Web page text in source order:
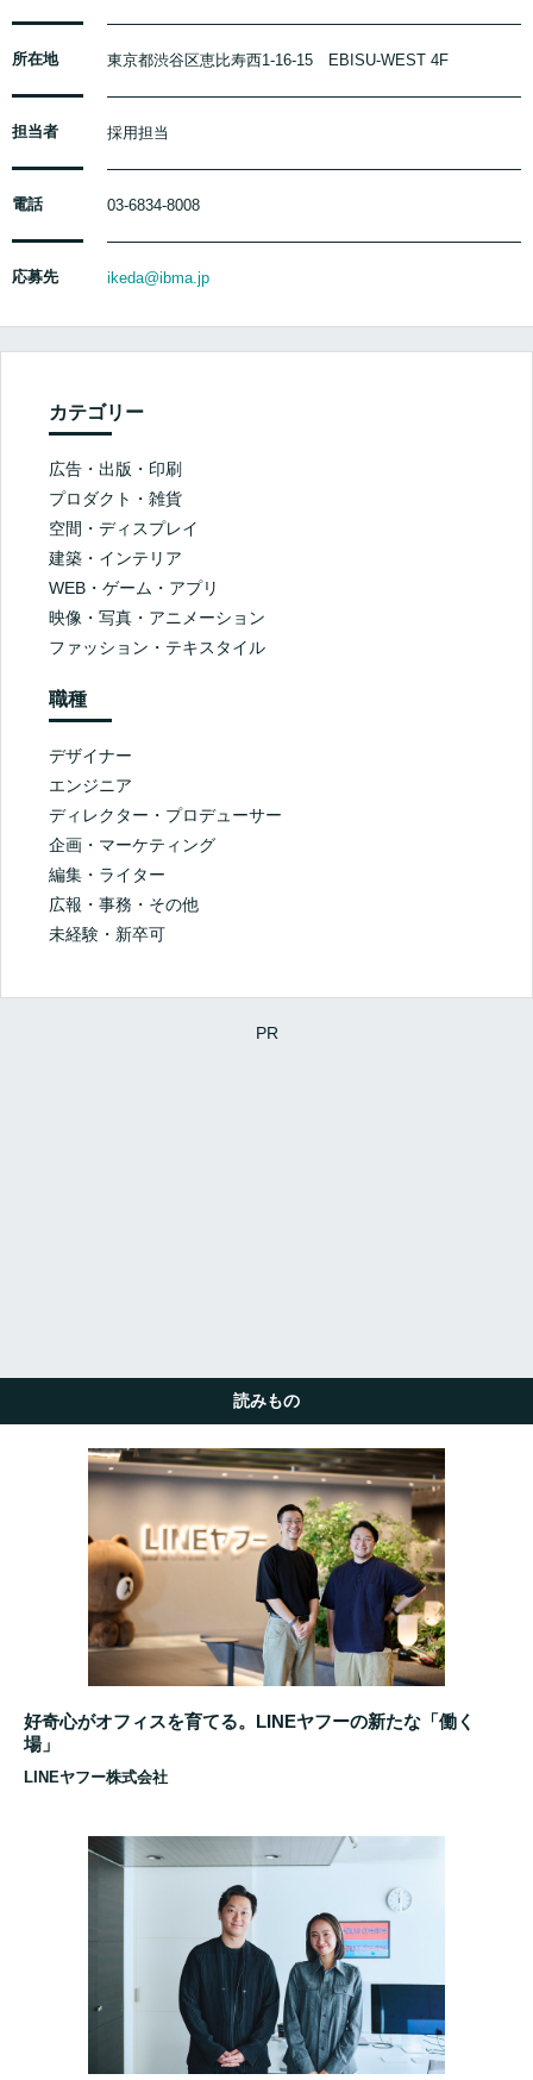
所在地 東京都渋谷区恵比寿西1-16-15 EBISU-WEST 4F
担当者 採用担当
電話 03-6834-8008
応募先 ikeda@ibma.jp
カテゴリー
広告・出版・印刷
プロダクト・雑貨
空間・ディスプレイ
建築・インテリア
WEB・ゲーム・アプリ
映像・写真・アニメーション
ファッション・テキスタイル
職種
デザイナー
エンジニア
ディレクター・プロデューサー
企画・マーケティング
編集・ライター
広報・事務・その他
未経験・新卒可
PR
読みもの
好奇心がオフィスを育てる。LINEヤフーの新たな「働く
場」
LINEヤフー株式会社